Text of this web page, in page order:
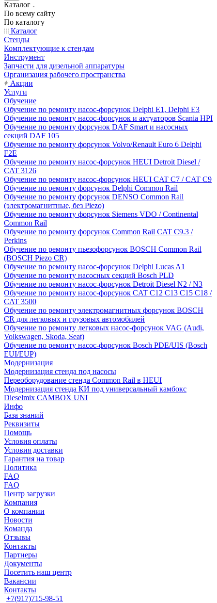
Каталог
По всему сайту
По каталогу
Каталог
Стенды
Комплектующие к стендам
Инструмент
Запчасти для дизельной аппаратуры
Организация рабочего пространства
Акции
Услуги
Обучение
Обучение по ремонту насос-форсунок Delphi E1, Delphi E3
Обучение по ремонту насос-форсунок и актуаторов Scania HPI
Обучение по ремонту форсунок DAF Smart и насосных
секций DAF 105
Обучение по ремонту форсунок Volvo/Renault Euro 6 Delphi
F2E
Обучение по ремонту насос-форсунок HEUI Detroit Diesel /
CAT 3126
Обучение по ремонту насос-форсунок HEUI CAT C7 / CAT C9
Обучение по ремонту форсунок Delphi Common Rail
Обучение по ремонту форсунок DENSO Common Rail
(электромагнитные, без Piezo)
Обучение по ремонту форсунок Siemens VDO / Continental
Common Rail
Обучение по ремонту форсунок Common Rail CAT C9.3 /
Perkins
Обучение по ремонту пьезофорсунок BOSCH Common Rail
(BOSCH Piezo CR)
Обучение по ремонту насос-форсунок Delphi Lucas A1
Обучение по ремонту насосных секций Bosch PLD
Обучение по ремонту насос-форсунок Detroit Diesel N2 / N3
Обучение по ремонту насос-форсунок CAT C12 C13 C15 C18 /
CAT 3500
Обучение по ремонту электромагнитных форсунок BOSCH
CR для легковых и грузовых автомобилей
Обучение по ремонту легковых насос-форсунок VAG (Audi,
Volkswagen, Skoda, Seat)
Обучение по ремонту насос-форсунок Bosch PDE/UIS (Bosch
EUI/EUP)
Модернизация
Модернизация стенда под насосы
Переоборудование стенда Common Rail в HEUI
Модернизация стенда КИ под универсальный камбокс
Dieselmix CAMBOX UNI
Инфо
База знаний
Реквизиты
Помощь
Условия оплаты
Условия доставки
Гарантия на товар
Политика
FAQ
FAQ
Центр загрузки
Компания
О компании
Новости
Команда
Отзывы
Контакты
Партнеры
Документы
Посетить наш центр
Вакансии
Контакты
+7(917)715-98-51